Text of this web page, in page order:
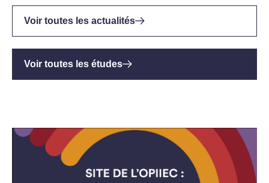
Voir toutes les actualités
Voir toutes les études